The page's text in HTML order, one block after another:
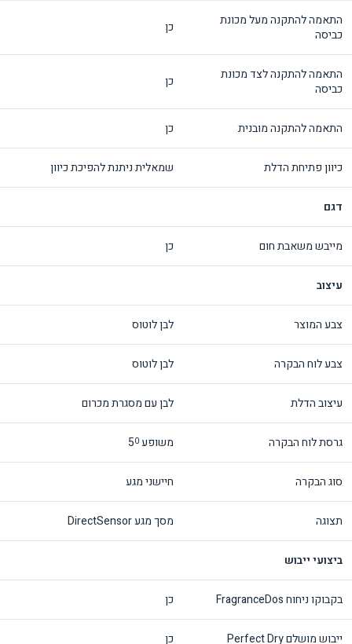
התאמה להתקנה מעל מכונת
כביסה
כן
התאמה להתקנה לצד מכונת
כביסה
כן
התאמה להתקנה מובנית כן
כיוון פתיחת הדלת שמאלית ניתנת להפיכת כיוון
דגם
מייבש משאבת חום כן
עיצוב
צבע המוצר לבן לוטוס
צבע לוח הבקרה לבן לוטוס
עיצוב הדלת לבן עם מסגרת מכרום
גרסת לוח הבקרה משופע 5 0
סוג הבקרה חיישני מגע
תצוגה מסך מגע DirectSensor
ביצועי ייבוש
בקבוקו ניחוח FragranceDos כן
ייבוש מושלם Perfect Dry כן